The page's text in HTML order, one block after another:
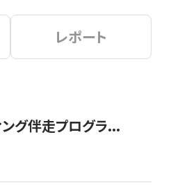
レポート
ング伴走プログラ...